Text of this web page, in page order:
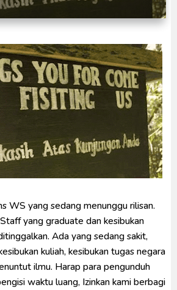
The Hunter Subtitle Indonesia
Arc The Movie: The Clash of Light and
BD Subtitle Indonesia
WS yang sedang menunggu rilisan.
yang graduate dan kesibukan
Ada yang sedang sakit,
kuliah, kesibukan tugas negara
ilmu. Harap para pengunduh
waktu luang, Izinkan kami berbagi